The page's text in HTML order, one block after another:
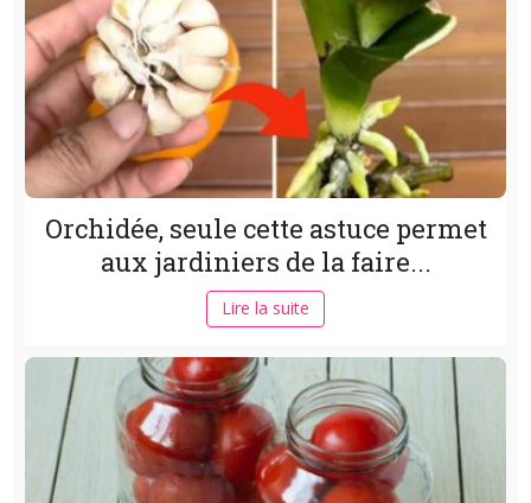
Orchidée, seule cette astuce permet
aux jardiniers de la faire...
Lire la suite